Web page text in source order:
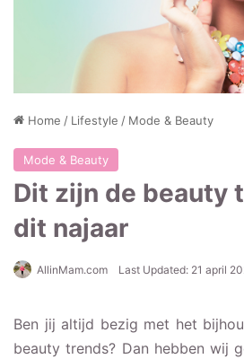
Home / Lifestyle / Mode & Beauty
Mode & Beauty
Dit zijn de beauty
dit najaar
AllinMam.com Last Updated: 21 april
Ben jij altijd bezig met het
beauty trends? Dan hebben wij